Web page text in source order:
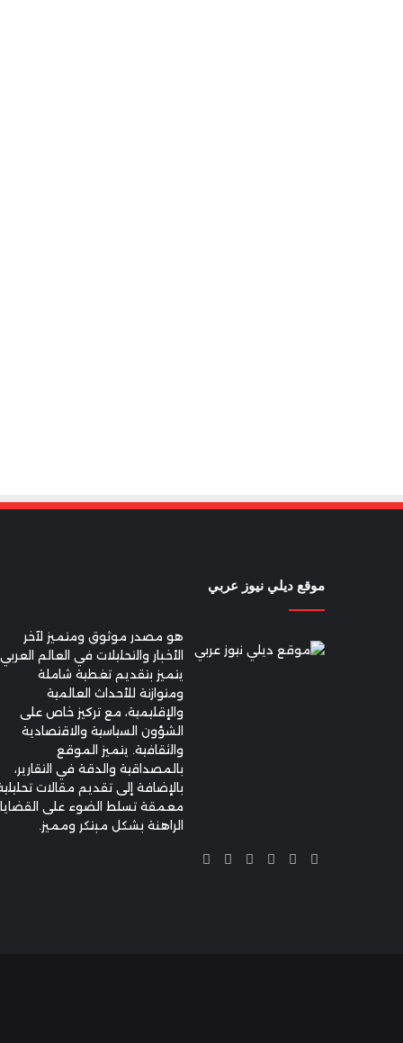
موقع ديلي نيوز عربي
هو مصدر موثوق ومتميز لآخر
الأخبار والتحليلات في العالم العربي.
يتميز بتقديم تغطية شاملة
ومتوازنة للأحداث العالمية
والإقليمية، مع تركيز خاص على
الشؤون السياسية والاقتصادية
والثقافية. يتميز الموقع
بالمصداقية والدقة في التقارير،
بالإضافة إلى تقديم مقالات
معمقة تسلط الضوء على القضايا
الراهنة بشكل مبتكر ومميز.
فيسبوك
X يوتيوبانستقرام
تيلقرام